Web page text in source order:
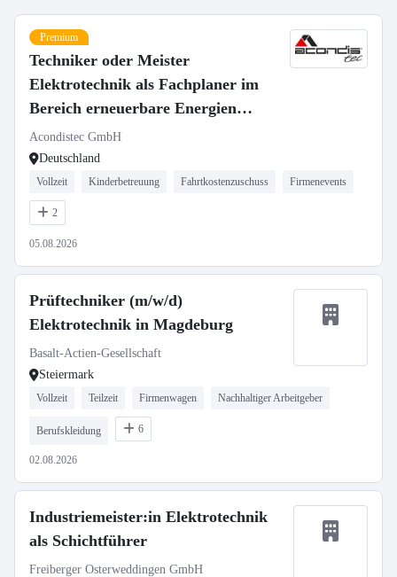
Premium
Techniker oder Meister
Elektrotechnik als Fachplaner im
Bereich erneuerbare Energien
(m/w/d)
Acondistec GmbH
Deutschland
Vollzeit Kinderbetreuung Fahrtkostenzuschuss Firmenevents
2
05.08.2026
Prüftechniker (m/w/d)
Elektrotechnik in Magdeburg
Basalt-Actien-Gesellschaft
Steiermark
Vollzeit Teilzeit Firmenwagen Nachhaltiger Arbeitgeber
Berufskleidung 6
02.08.2026
Industriemeister:in Elektrotechnik
als Schichtführer
Freiberger Osterweddingen GmbH